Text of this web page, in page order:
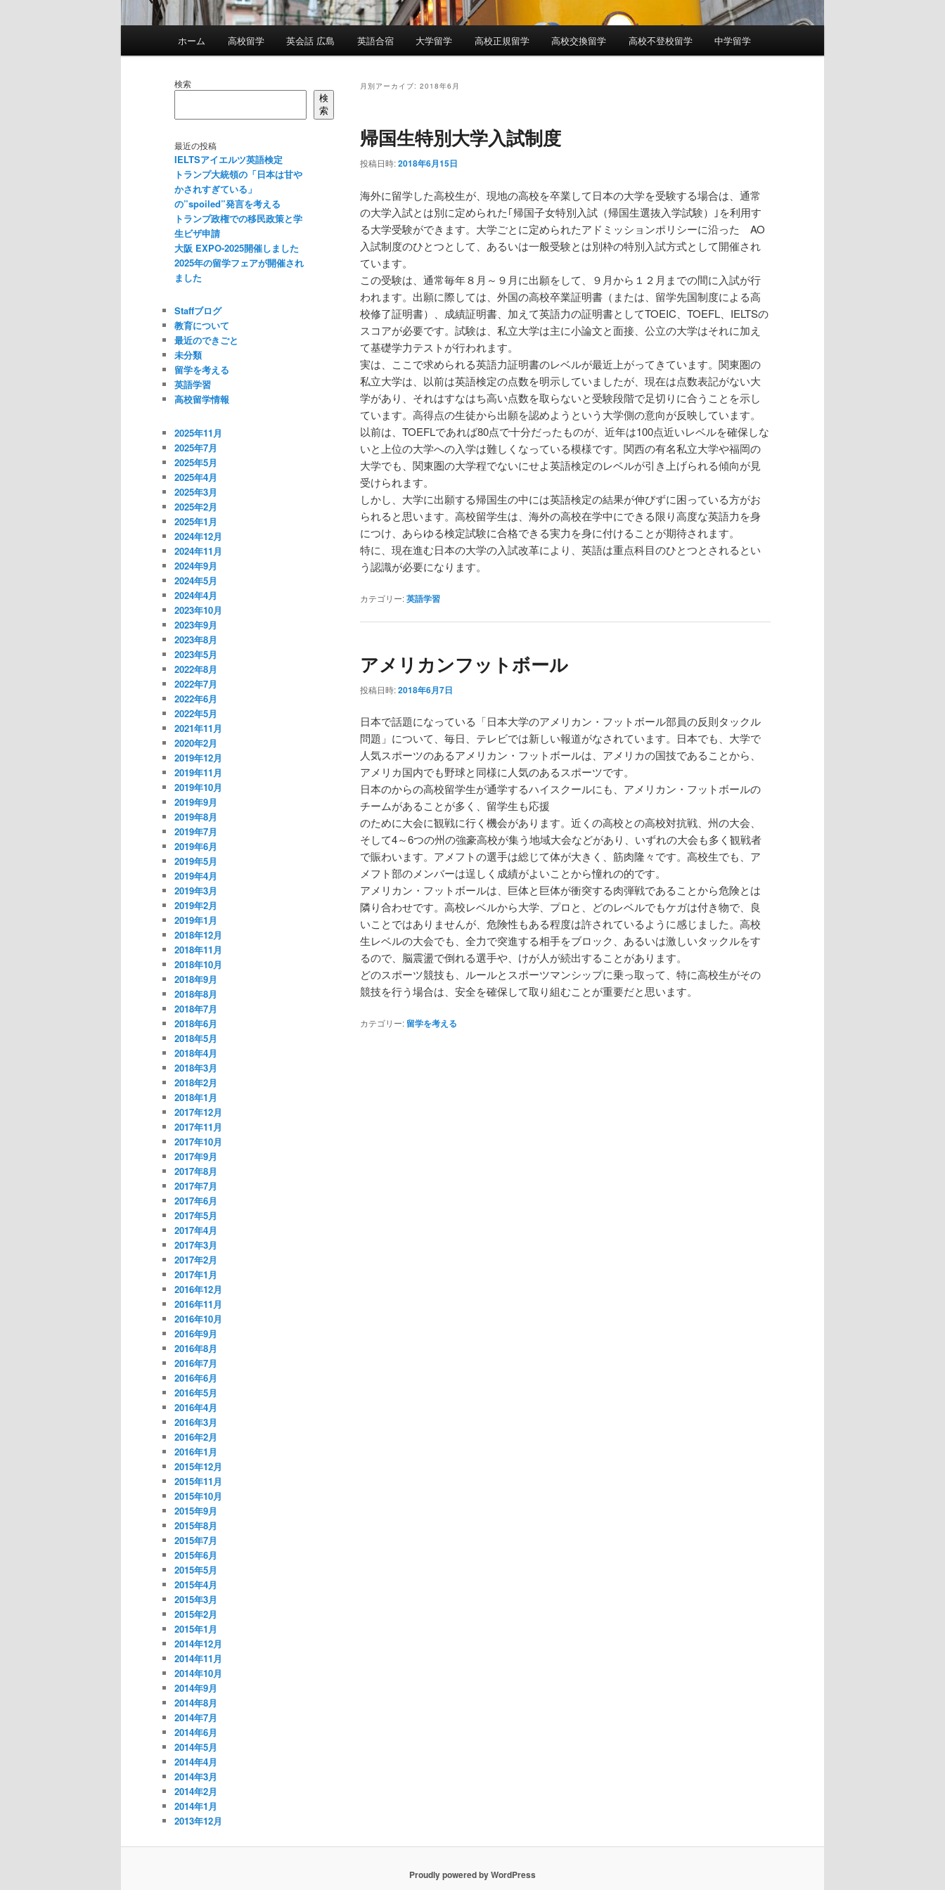
ホーム 高校留学 英会話 広島 英語合宿 大学留学 高校正規留学 高校交換留学 高校不登校留学 中学留学
月別アーカイブ: 2018年6月
帰国生特別大学入試制度
投稿日時:2018年6月15日
海外に留学した高校生が、現地の高校を卒業して日本の大学を受験する場合は、通常
の大学入試とは別に定められた｢帰国子女特別入試（帰国生選抜入学試験）｣を利用す
る大学受験ができます。大学ごとに定められたアドミッションポリシーに沿った AO
入試制度のひとつとして、あるいは一般受験とは別枠の特別入試方式として開催され
ています。
この受験は、通常毎年８月～９月に出願をして、９月から１２月までの間に入試が行
われます。出願に際しては、外国の高校卒業証明書（または、留学先国制度による高
校修了証明書）、成績証明書、加えて英語力の証明書としてTOEIC、TOEFL、IELTSの
スコアが必要です。試験は、私立大学は主に小論文と面接、公立の大学はそれに加え
て基礎学力テストが行われます。
実は、ここで求められる英語力証明書のレベルが最近上がってきています。関東圏の
私立大学は、以前は英語検定の点数を明示していましたが、現在は点数表記がない大
学があり、それはすなはち高い点数を取らないと受験段階で足切りに合うことを示し
ています。高得点の生徒から出願を認めようという大学側の意向が反映しています。
以前は、TOEFLであれば80点で十分だったものが、近年は100点近いレベルを確保しな
いと上位の大学への入学は難しくなっている模様です。関西の有名私立大学や福岡の
大学でも、関東圏の大学程でないにせよ英語検定のレベルが引き上げられる傾向が見
受けられます。
しかし、大学に出願する帰国生の中には英語検定の結果が伸びずに困っている方がお
られると思います。高校留学生は、海外の高校在学中にできる限り高度な英語力を身
につけ、あらゆる検定試験に合格できる実力を身に付けることが期待されます。
特に、現在進む日本の大学の入試改革により、英語は重点科目のひとつとされるとい
う認識が必要になります。
カテゴリー:英語学習
アメリカンフットボール
投稿日時:2018年6月7日
日本で話題になっている「日本大学のアメリカン・フットボール部員の反則タックル
問題」について、毎日、テレビでは新しい報道がなされています。日本でも、大学で
人気スポーツのあるアメリカン・フットボールは、アメリカの国技であることから、
アメリカ国内でも野球と同様に人気のあるスポーツです。
日本のからの高校留学生が通学するハイスクールにも、アメリカン・フットボールの
チームがあることが多く、留学生も応援
のために大会に観戦に行く機会があります。近くの高校との高校対抗戦、州の大会、
そして4～6つの州の強豪高校が集う地域大会などがあり、いずれの大会も多く観戦者
で賑わいます。アメフトの選手は総じて体が大きく、筋肉隆々です。高校生でも、ア
メフト部のメンバーは逞しく成績がよいことから憧れの的です。
アメリカン・フットボールは、巨体と巨体が衝突する肉弾戦であることから危険とは
隣り合わせです。高校レベルから大学、プロと、どのレベルでもケガは付き物で、良
いことではありませんが、危険性もある程度は許されているように感じました。高校
生レベルの大会でも、全力で突進する相手をブロック、あるいは激しいタックルをす
るので、脳震盪で倒れる選手や、けが人が続出することがあります。
どのスポーツ競技も、ルールとスポーツマンシップに乗っ取って、特に高校生がその
競技を行う場合は、安全を確保して取り組むことが重要だと思います。
カテゴリー: 留学を考える
検索
検
索
最近の投稿
IELTSアイエルツ英語検定
トランプ大統領の「日本は甘や
かされすぎている」
の”spoiled”発言を考える
トランプ政権での移民政策と学
生ビザ申請
大阪 EXPO-2025開催しました
2025年の留学フェアが開催され
ました
Staffブログ
教育について
最近のできごと
未分類
留学を考える
英語学習
高校留学情報
2025年11月
2025年7月
2025年5月
2025年4月
2025年3月
2025年2月
2025年1月
2024年12月
2024年11月
2024年9月
2024年5月
2024年4月
2023年10月
2023年9月
2023年8月
2023年5月
2022年8月
2022年7月
2022年6月
2022年5月
2021年11月
2020年2月
2019年12月
2019年11月
2019年10月
2019年9月
2019年8月
2019年7月
2019年6月
2019年5月
2019年4月
2019年3月
2019年2月
2019年1月
2018年12月
2018年11月
2018年10月
2018年9月
2018年8月
2018年7月
2018年6月
2018年5月
2018年4月
2018年3月
2018年2月
2018年1月
2017年12月
2017年11月
2017年10月
2017年9月
2017年8月
2017年7月
2017年6月
2017年5月
2017年4月
2017年3月
2017年2月
2017年1月
2016年12月
2016年11月
2016年10月
2016年9月
2016年8月
2016年7月
2016年6月
2016年5月
2016年4月
2016年3月
2016年2月
2016年1月
2015年12月
2015年11月
2015年10月
2015年9月
2015年8月
2015年7月
2015年6月
2015年5月
2015年4月
2015年3月
2015年2月
2015年1月
2014年12月
2014年11月
2014年10月
2014年9月
2014年8月
2014年7月
2014年6月
2014年5月
2014年4月
2014年3月
2014年2月
2014年1月
2013年12月
Proudly powered by WordPress